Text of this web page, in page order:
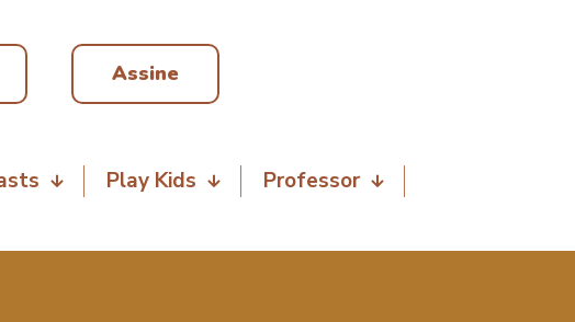
Assine
Play Kids
Professor